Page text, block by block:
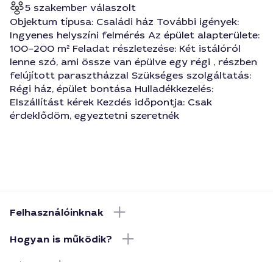
5 szakember válaszolt
Objektum típusa: Családi ház További igények:
Ingyenes helyszíni felmérés Az épület alapterülete:
100–200 m² Feladat részletezése: Két istálóról
lenne szó, ami össze van épülve egy régi , részben
felújított parasztházzal Szükséges szolgáltatás:
Régi ház, épület bontása Hulladékkezelés:
Elszállítást kérek Kezdés időpontja: Csak
érdeklődöm, egyeztetni szeretnék
Felhasználóinknak
Hogyan is működik?